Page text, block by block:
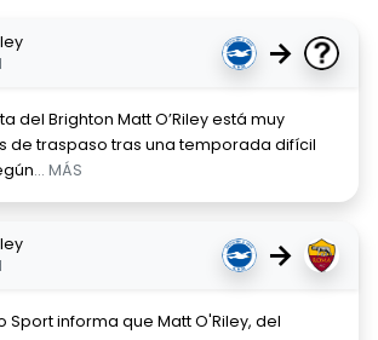
→
del Brighton Matt O’Riley está muy
de traspaso tras una temporada difícil
... MÁS
→
Sport informa que Matt O'Riley, del